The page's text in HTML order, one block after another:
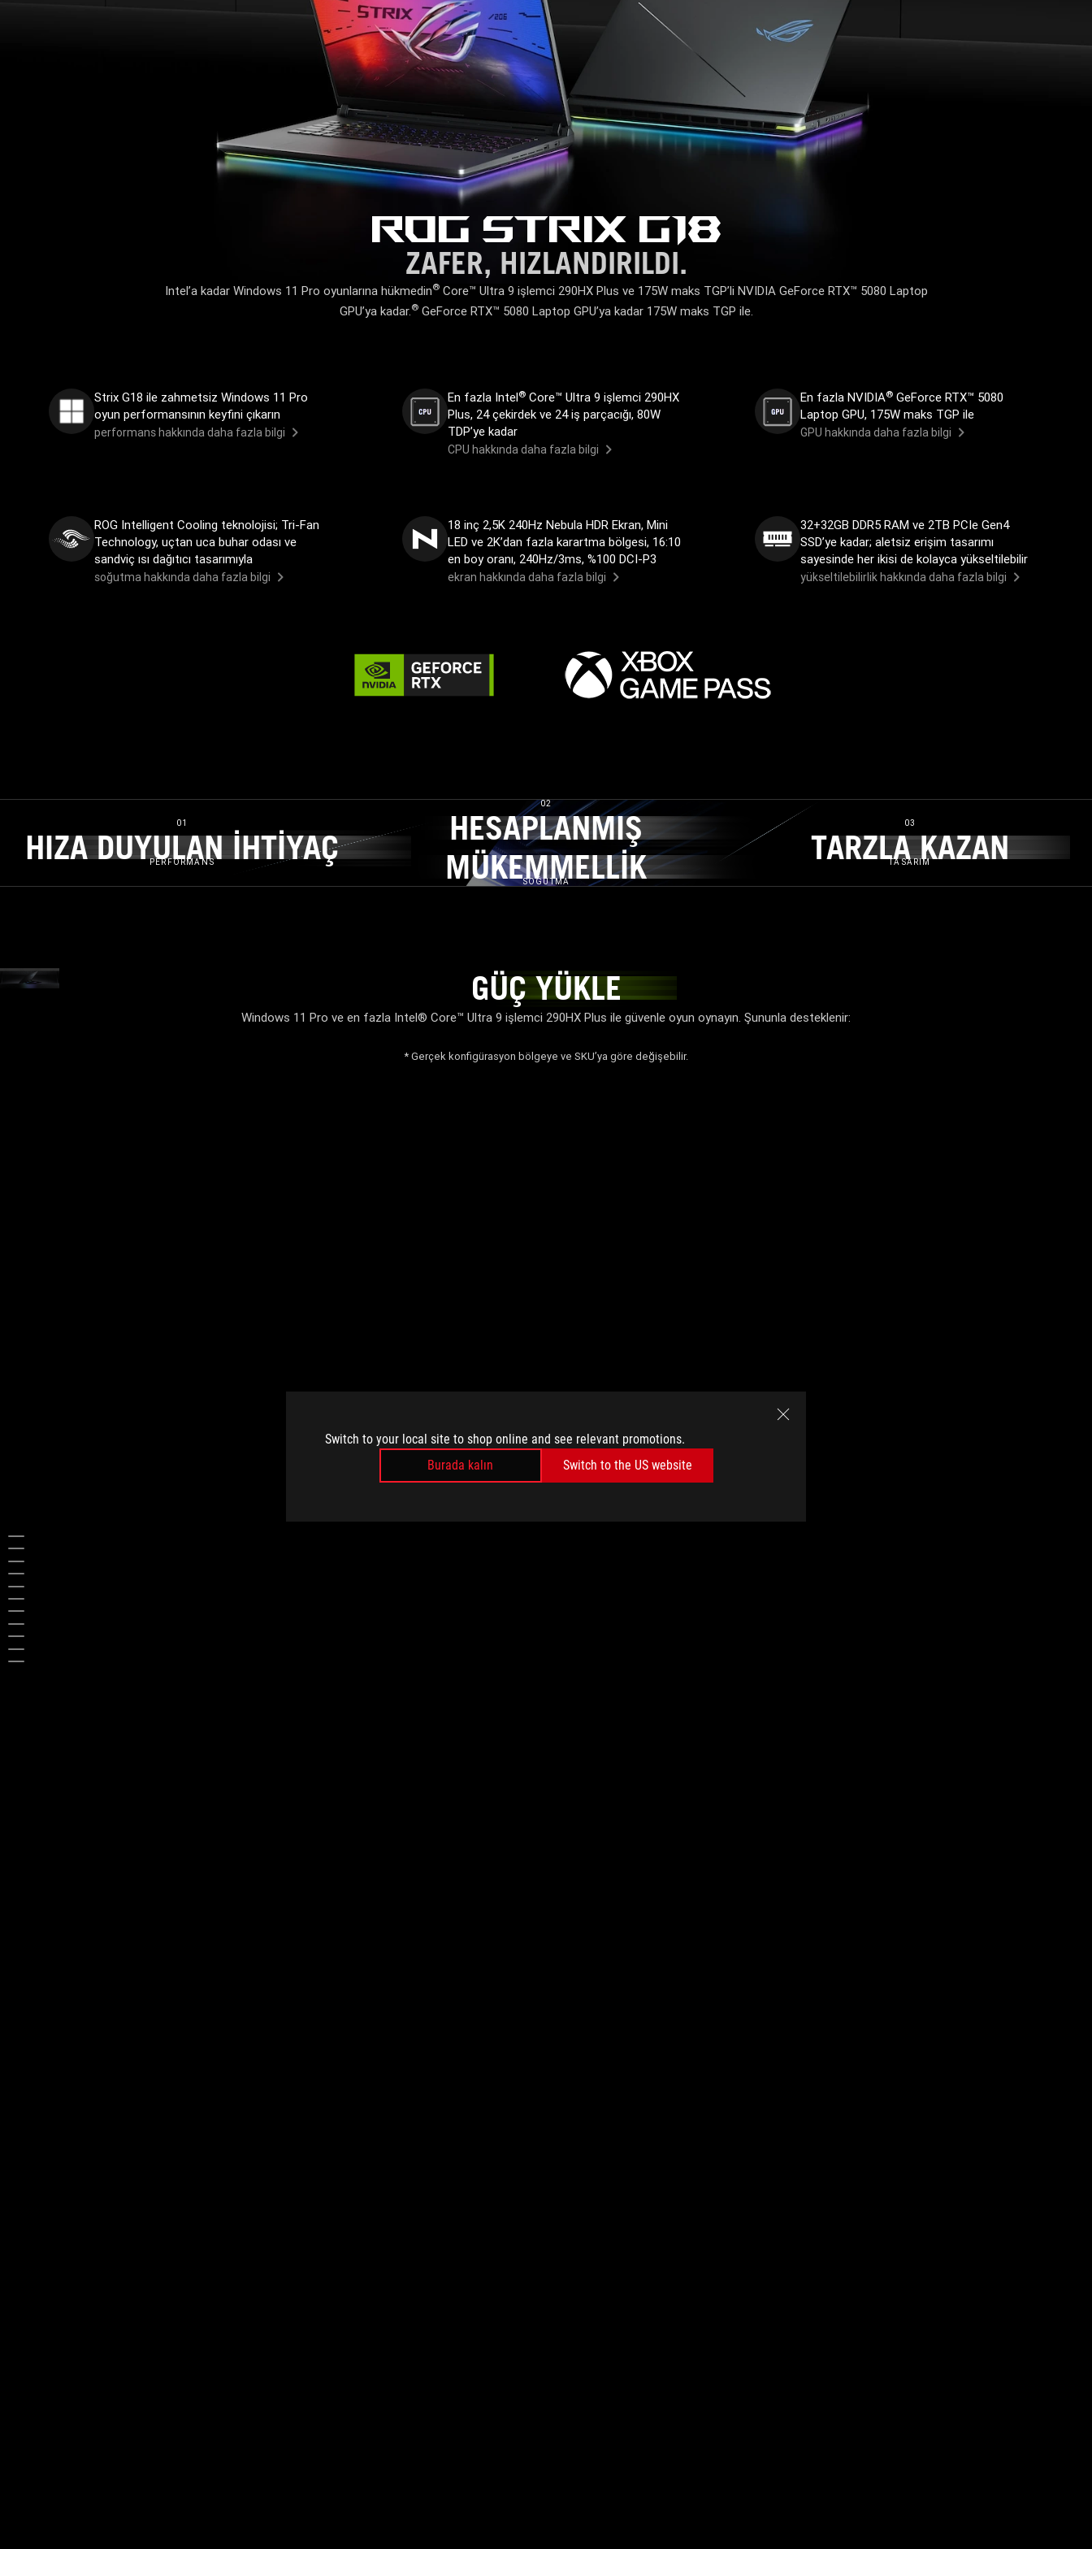
Switch to your local site to shop online and see relevant promotions.
Burada kalın
Switch to the US website
ROG STRIX G18
ZAFER, HIZLANDIRILDI.
Intel’a kadar Windows 11 Pro oyunlarına hükmedin®Core™ Ultra 9 işlemci 290HX Plus ve 175W maks TGP’li NVIDIA GeForce RTX™ 5080 Laptop
GPU’ya kadar. ®GeForce RTX™ 5080 Laptop GPU’ya kadar 175W maks TGP ile.
Strix G18 ile zahmetsiz Windows 11 Pro
oyun performansının keyfini çıkarın
performans hakkında daha fazla bilgi
En fazla Intel®Core™ Ultra 9 işlemci 290HX
Plus, 24 çekirdek ve 24 iş parçacığı, 80W
TDP’ye kadar
CPU hakkında daha fazla bilgi
En fazla NVIDIA® GeForce RTX™ 5080
Laptop GPU, 175W maks TGP ile
GPU hakkında daha fazla bilgi
ROG Intelligent Cooling teknolojisi; Tri-Fan
Technology, uçtan uca buhar odası ve
sandviç ısı dağıtıcı tasarımıyla
soğutma hakkında daha fazla bilgi
18 inç 2,5K 240Hz Nebula HDR Ekran, Mini
LED ve 2K’dan fazla karartma bölgesi, 16:10
en boy oranı, 240Hz/3ms, %100 DCI-P3
ekran hakkında daha fazla bilgi
32+32GB DDR5 RAM ve 2TB PCIe Gen4
SSD’ye kadar; aletsiz erişim tasarımı
sayesinde her ikisi de kolayca yükseltilebilir
yükseltilebilirlik hakkında daha fazla bilgi
01
HIZA DUYULAN İHTİYAÇ
HIZA DUYULAN İHTİYAÇ
PERFORMANS
02
HESAPLANMIŞ
MÜKEMMELLİK
HESAPLANMIŞ
MÜKEMMELLİK
SOĞUTMA
03
TARZLA KAZAN
TARZLA KAZAN
TASARIM
GÜÇ YÜKLE
GÜÇ YÜKLE
Windows 11 Pro ve en fazla Intel® Core™ Ultra 9 işlemci 290HX Plus ile güvenle oyun oynayın. Şununla desteklenir:
* Gerçek konfigürasyon bölgeye ve SKU’ya göre değişebilir.
VIDEO TBD